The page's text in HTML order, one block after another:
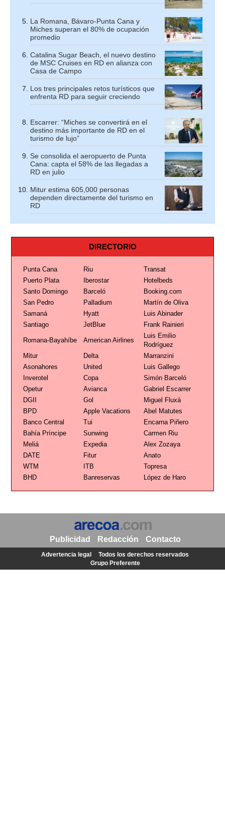
La Romana, Bávaro-Punta Cana y
Miches superan el 80% de ocupación
promedio
Catalina Sugar Beach, el nuevo destino
de MSC Cruises en RD en alianza con
Casa de Campo
Los tres principales retos turísticos que
enfrenta RD para seguir creciendo
Escarrer: “Miches se convertirá en el
destino más importante de RD en el
turismo de lujo”
Se consolida el aeropuerto de Punta
Cana: capta el 58% de las llegadas a
RD en julio
Mitur estima 605,000 personas
dependen directamente del turismo en
RD
DIRECTORIO
Punta Cana Riu
Transat
Puerto Plata
Iberostar
Hotelbeds
Santo Domingo
Barceló
Booking.com
San Pedro
Palladium
Martín de Oliva
Samaná
Hyatt
Luis Abinader
Santiago
JetBlue Frank Rainieri
Romana-Bayahíbe American Airlines
Luis Emilio
Rodríguez
Mitur
Delta
Marranzini
Asonahores
United
Luis Gallego
Inverotel
Copa
Simón Barceló
Opetur
Avianca
Gabriel Escarrer
DGII
Gol
Miguel Fluxá
BPD
Apple Vacations
Abel Matutes
Banco Central
Tui
Encarna Piñero
Bahía Príncipe
Sunwing
Carmen Riu
Meliá
Expedia
Alex Zozaya
DATE
Fitur
Anato
WTM
ITB
Topresa
BHD
Banreservas López de Haro
Publicidad Redacción Contacto
Advertencia legal
Todos los derechos reservados
Grupo Preferente